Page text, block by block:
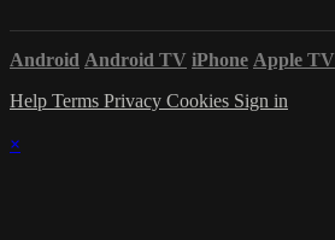
Android Android TV iPhone Apple TV
Help Terms Privacy Cookies Sign in
×